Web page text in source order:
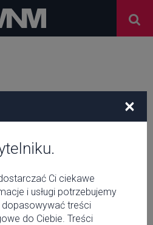
×
Ci ciekawe
i usługi potrzebujemy
treści
do Ciebie. Treści